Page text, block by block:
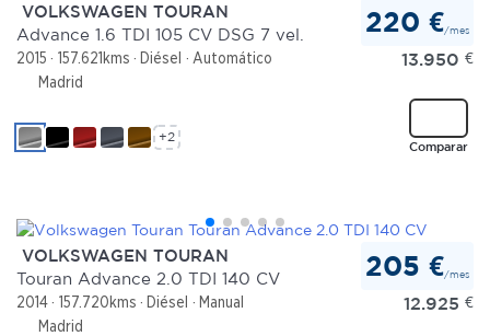
VOLKSWAGEN TOURAN
Advance 1.6 TDI 105 CV DSG 7 vel.
2015 157.621kms Diésel
Automático
Madrid
220 €/mes
13.950 €
Comparar
+2
VOLKSWAGEN TOURAN
Touran Advance 2.0 TDI 140 CV
2014 157.720kms Diésel
Manual
Madrid
205 €/mes
12.925 €